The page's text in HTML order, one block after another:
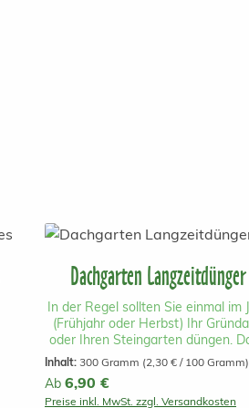
Dachgarten Langzeitdünger
In der Regel sollten Sie einmal im
(Frühjahr oder Herbst) Ihr
oder Ihren Steingarten düngen.
verwenden Sie ausschließlich eine
Mischung aus organischem und
mineralischem Langzeitdünger (4 -
Inhalt: 300 Gramm (2,30 € / 100 Gramm)
Regulärer Preis:
Ab 6,90 €
Preise inkl. MwSt. zzgl. Versandkosten